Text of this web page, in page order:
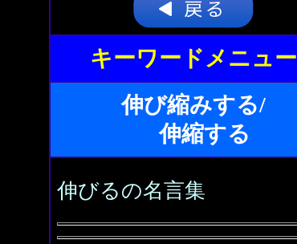
キーワードメニュー
伸び縮みする/
伸縮する
伸びるの名言集